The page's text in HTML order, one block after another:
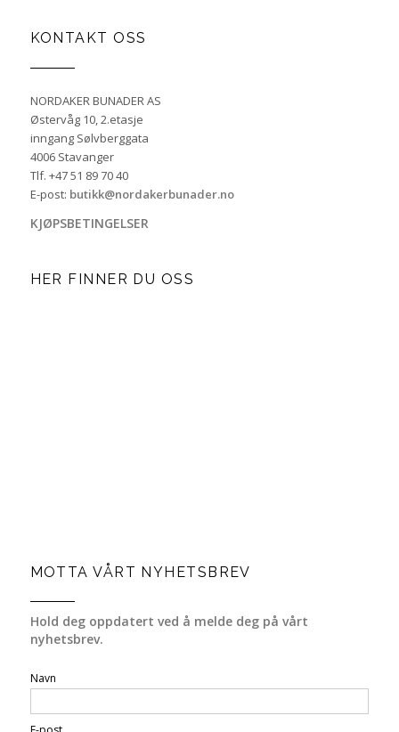
KONTAKT OSS
NORDAKER BUNADER AS
Østervåg 10, 2.etasje
inngang Sølvberggata
4006 Stavanger
Tlf. +47 51 89 70 40
E-post: butikk@nordakerbunader.no
KJØPSBETINGELSER
HER FINNER DU OSS
MOTTA VÅRT NYHETSBREV
Hold deg oppdatert ved å melde deg på vårt
nyhetsbrev.
Navn